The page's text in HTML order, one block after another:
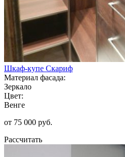
Шкаф-купе Скариф
Материал фасада:
Зеркало
Цвет:
Венге
от 75 000 руб.
Рассчитать